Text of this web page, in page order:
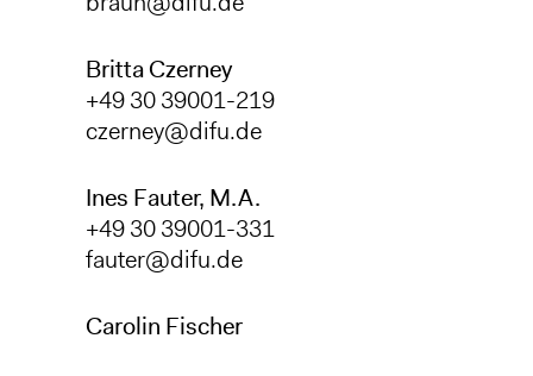
Britta Czerney
+49 30 39001-219
czerney@difu.de
Ines Fauter, M.A.
+49 30 39001-331
fauter@difu.de
Carolin Fischer